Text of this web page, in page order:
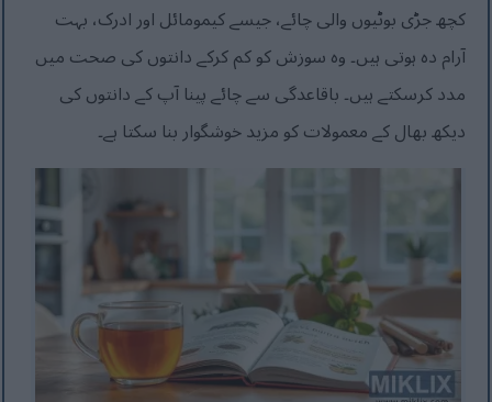
کچھ جڑی بوٹیوں والی چائے، جیسے کیمومائل اور ادرک، بہت
آرام دہ ہوتی ہیں۔ وہ سوزش کو کم کرکے دانتوں کی صحت میں
مدد کرسکتے ہیں۔ باقاعدگی سے چائے پینا آپ کے دانتوں کی
دیکھ بھال کے معمولات کو مزید خوشگوار بنا سکتا ہے۔